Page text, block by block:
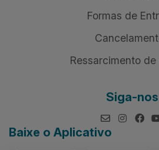
Formas de
Ressarcimento de
Siga-nos
Baixe o Aplicativo